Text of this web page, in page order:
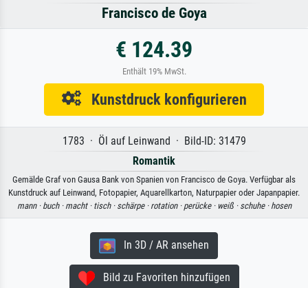
Francisco de Goya
€ 124.39
Enthält 19% MwSt.
Kunstdruck konfigurieren
1783 · Öl auf Leinwand · Bild-ID: 31479
Romantik
Gemälde Graf von Gausa Bank von Spanien von Francisco de Goya. Verfügbar als
Kunstdruck auf Leinwand, Fotopapier, Aquarellkarton, Naturpapier oder Japanpapier.
mann · buch · macht · tisch · schärpe · rotation · perücke · weiß · schuhe · hosen
In 3D / AR ansehen
Bild zu Favoriten hinzufügen